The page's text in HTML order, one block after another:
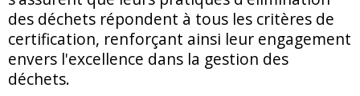
des déchets répondent à tous les critères de
certification, renforçant ainsi leur engagement
envers l'excellence dans la gestion des
déchets.